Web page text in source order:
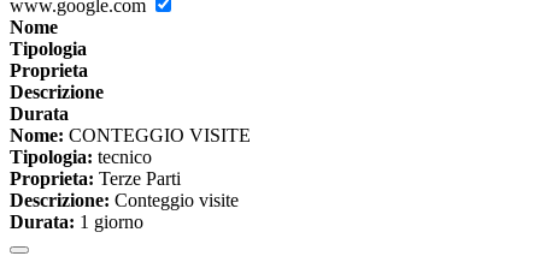
www.google.com
Nome
Tipologia
Proprieta
Descrizione
Durata
Nome: CONTEGGIO VISITE
Tipologia: tecnico
Proprieta: Terze Parti
Descrizione: Conteggio visite
Durata: 1 giorno